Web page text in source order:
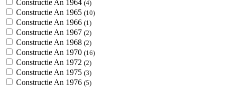
Constructie An 1964 (4)
Constructie An 1965 (10)
Constructie An 1966 (1)
Constructie An 1967 (2)
Constructie An 1968 (2)
Constructie An 1970 (16)
Constructie An 1972 (2)
Constructie An 1975 (3)
Constructie An 1976 (5)